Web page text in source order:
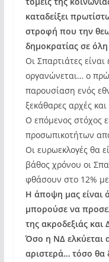
καταδείξει
στροφή που την
δημοκρατίας σε
Οι Σπαρτιάτες
οργανώνεται… ο
παρουσίαση ενός
ξεκάθαρες αρχές και
Ο επόμενος στόχος
προσωπικοτήτων
Οι ευρωεκλογές θα
βάθος χρόνου οι
φθάσουν στο 12%
Η άποψη μας είναι
μπορούσε να
της ακροδεξιάς
Όσο η ΝΔ ελκύεται
αριστερά… τόσο θα